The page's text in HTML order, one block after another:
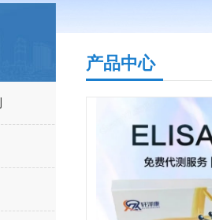
产品中心